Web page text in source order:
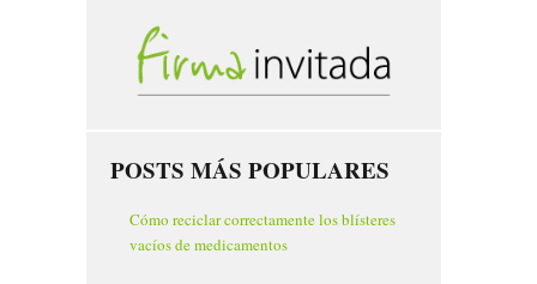
POSTS MÁS POPULARES
Cómo reciclar correctamente los blísteres
vacíos de medicamentos